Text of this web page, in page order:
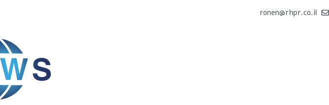
ronen@rhpr.co.il